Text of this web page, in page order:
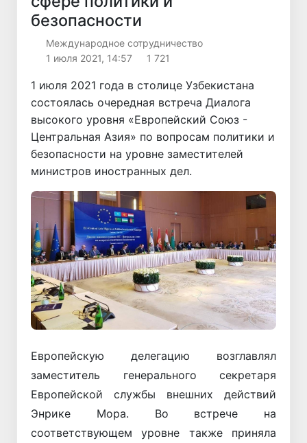
безопасности
Международное сотрудничество
1 июля 2021, 14:57
1 721
1 июля 2021 года в столице Узбекистана
состоялась очередная встреча Диалога
высокого уровня «Европейский Союз -
Центральная Азия» по вопросам политики и
безопасности на уровне заместителей
министров иностранных дел.
Европейскую делегацию возглавлял
заместитель генерального секретаря
Европейской службы внешних действий
Энрике Мора. Во встрече на
соответствующем уровне также приняла